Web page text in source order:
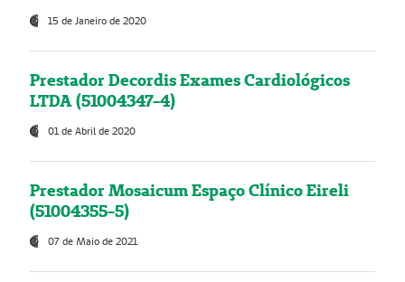
15 de Janeiro de 2020
Prestador Decordis Exames Cardiológicos
LTDA (51004347-4)
01 de Abril de 2020
Prestador Mosaicum Espaço Clínico Eireli
(51004355-5)
07 de Maio de 2021